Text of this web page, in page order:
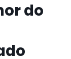
do